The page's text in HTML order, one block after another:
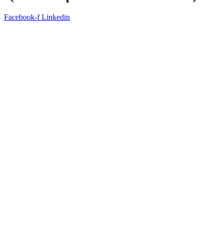
Facebook-f Linkedin